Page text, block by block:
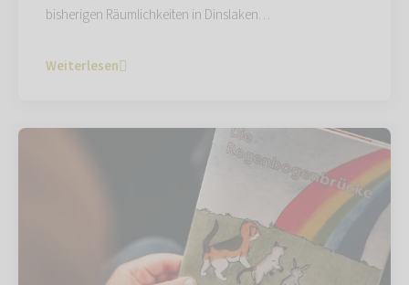
bisherigen Räumlichkeiten in Dinslaken…
Weiterlesen